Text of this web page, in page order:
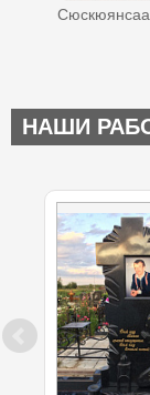
НАШИ